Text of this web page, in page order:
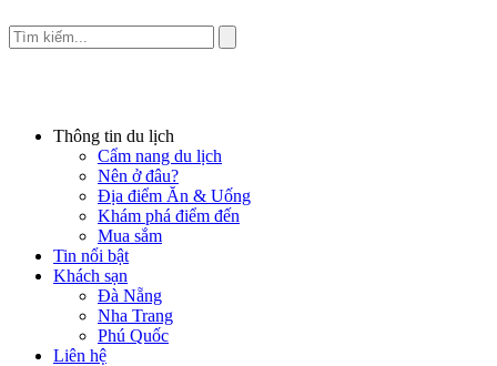
Thông tin du lịch
Cẩm nang du lịch
Nên ở đâu?
Địa điểm Ăn & Uống
Khám phá điểm đến
Mua sắm
Tin nổi bật
Khách sạn
Đà Nẵng
Nha Trang
Phú Quốc
Liên hệ